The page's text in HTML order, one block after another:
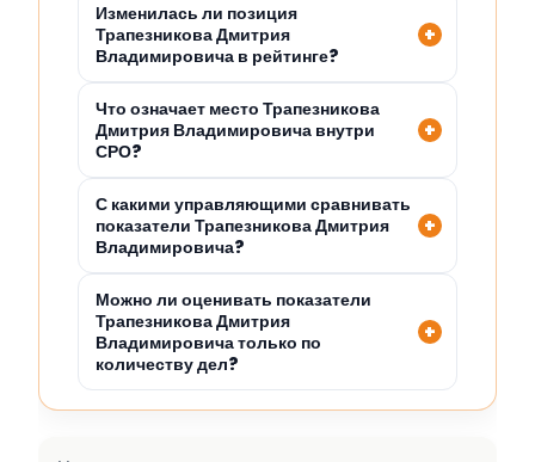
Изменилась ли позиция
Трапезникова Дмитрия
Владимировича в рейтинге?
Что означает место Трапезникова
Дмитрия Владимировича внутри
СРО?
С какими управляющими сравнивать
показатели Трапезникова Дмитрия
Владимировича?
Можно ли оценивать показатели
Трапезникова Дмитрия
Владимировича только по
количеству дел?